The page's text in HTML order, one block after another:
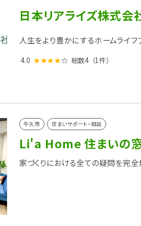
日本リアライズ株式会
人生をより豊かにするホームライフ
4.0 ★★★★☆ 総数4 （1件）
牛久市 住まいサポート・相談
Li'a Home 住まいの
家づくりにおける全ての疑問を完全